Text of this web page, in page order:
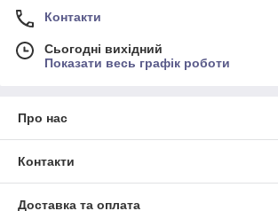
Контакти
Сьогодні вихідний
Показати весь графік роботи
Про нас
Контакти
Доставка та оплата